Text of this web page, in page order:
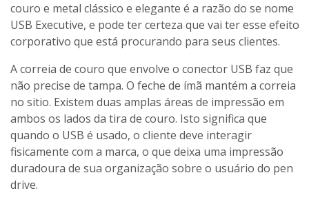
couro e metal clássico e elegante é a razão do se nome
USB Executive, e pode ter certeza que vai ter esse efeito
corporativo que está procurando para seus clientes.
A correia de couro que envolve o conector USB faz que
não precise de tampa. O feche de ímã mantém a correia
no sitio. Existem duas amplas áreas de impressão em
ambos os lados da tira de couro. Isto significa que
quando o USB é usado, o cliente deve interagir
fisicamente com a marca, o que deixa uma impressão
duradoura de sua organização sobre o usuário do pen
drive.